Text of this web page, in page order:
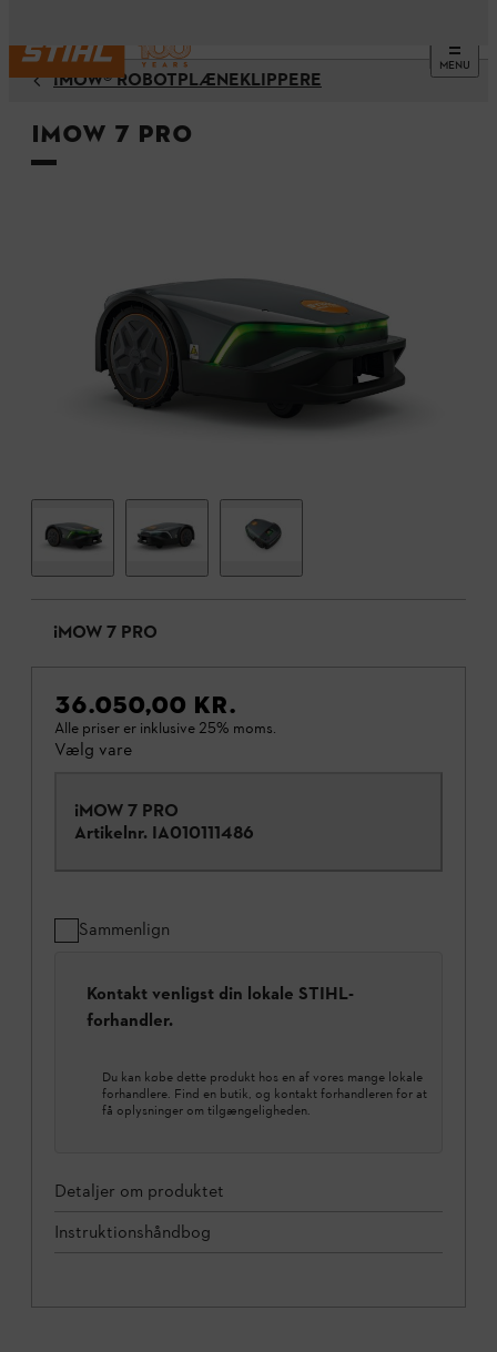
MENU
¡MOW® ROBOTPLÆNEKLIPPERE
iMOW 7 PRO
iMOW 7 PRO
36.050,00 KR.
Alle priser er inklusive 25% moms.
Vælg vare
iMOW 7 PRO
Artikelnr. IA010111486
Sammenlign
Kontakt venligst din lokale STIHL-
forhandler.
Du kan købe dette produkt hos en af vores mange lokale
forhandlere. Find en butik, og kontakt forhandleren for at
få oplysninger om tilgængeligheden.
Detaljer om produktet
Instruktionshåndbog